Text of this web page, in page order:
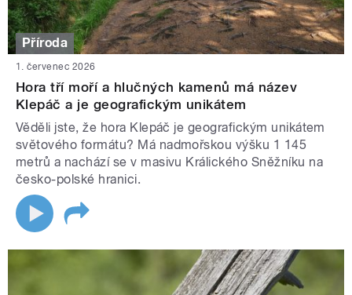
Příroda
1. červenec 2026
Hora tří moří a hlučných kamenů má název
Klepáč a je geografickým unikátem
Věděli jste, že hora Klepáč je geografickým unikátem
světového formátu? Má nadmořskou výšku 1 145
metrů a nachází se v masivu Králického Sněžníku na
česko-polské hranici.